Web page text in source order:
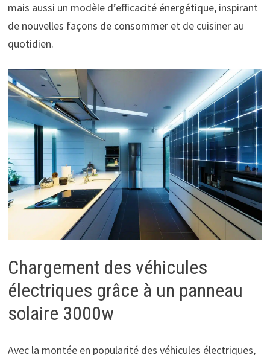
mais aussi un modèle d’efficacité énergétique, inspirant
de nouvelles façons de consommer et de cuisiner au
quotidien.
Chargement des véhicules
électriques grâce à un panneau
solaire 3000w
Avec la montée en popularité des véhicules électriques,